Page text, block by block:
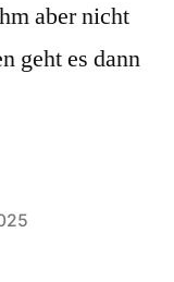
aber nicht
geht es dann